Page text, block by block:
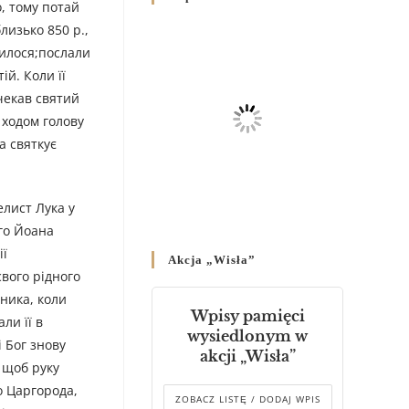
тому потай
850 р.,
Коли її
святий
голову
святкує
Лука у
Йоана
рідного
коли
її в
Бог знову
щоб руку
Царгорода,
Родин
Справ Молоді та встановленя
складу Катихитичної Комісії
днях 2-12 липня 2024 р.”
Декрет єпископів
Перемисько-Варшавської
Митрополії стосовно
звершування Божественної
літургії
Akcja „Wisła”
Wpisy pamięci
wysiedlonym w
akcji „Wisła”
ZOBACZ LISTĘ / DODAJ WPIS